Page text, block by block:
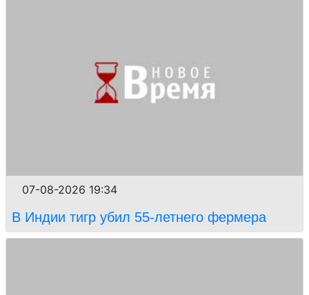
07-08-2026 19:34
В Индии тигр убил 55-летнего фермера